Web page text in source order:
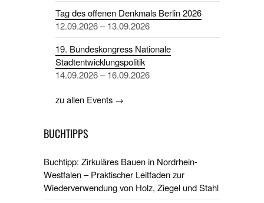
Tag des offenen Denkmals Berlin 2026
12.09.2026 – 13.09.2026
19. Bundeskongress Nationale
Stadtentwicklungspolitik
14.09.2026 – 16.09.2026
zu allen Events →
BUCHTIPPS
Buchtipp: Zirkuläres Bauen in Nordrhein-
Westfalen – Praktischer Leitfaden zur
Wiederverwendung von Holz, Ziegel und Stahl